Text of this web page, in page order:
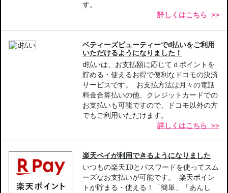
す。
詳しくはこちら >>
ベティーズビューティーでd払いをご利用
いただけるようになりました！
d払いは、お支払額に応じてｄポイントを
貯める・使えるお得で便利なドコモの決済
サービスです。 お支払方法は月々の電話
料金合算払いの他、クレジットカードでの
お支払いも可能ですので、ドコモ以外の方
でもご利用いただけます。
詳しくはこちら >>
楽天ペイが利用できるようになりました
いつもの楽天IDとパスワードを使ってスム
ーズなお支払いが可能です。 楽天ポイン
トが貯まる・使える！「簡単」「あんし